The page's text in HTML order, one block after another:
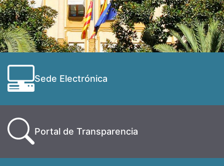
Sede Electrónica
Portal de Transparencia